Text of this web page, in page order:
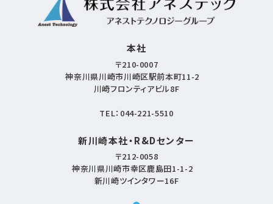
本社
〒210-0007
神奈川県川崎市川崎区駅前本町11-2
川崎フロンティアビル8F
TEL： 044-221-5510
新川崎本社・R&Dセンター
〒212-0058
神奈川県川崎市幸区鹿島田1-1-2
新川崎ツインタワー16F